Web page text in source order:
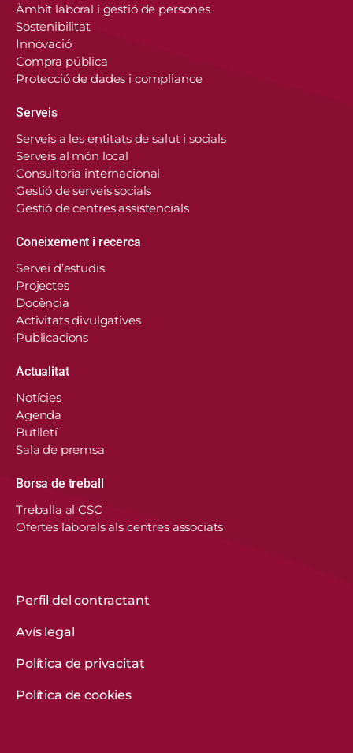
de Catalunya fa servir cookies pròpies i de
tercers per recordar les vostres preferències,
Obtenir més informació
Àmbit laboral i gestió de persones
Sostenibilitat
Innovació
Compra pública
Protecció de dades i compliance
Serveis
Serveis a les entitats de salut i socials
Serveis al món local
Consultoria internacional
Gestió de serveis socials
Gestió de centres assistencials
Coneixement i recerca
Servei d’estudis
Projectes
Docència
Activitats divulgatives
Publicacions
Actualitat
Notícies
Agenda
Butlletí
Sala de premsa
Borsa de treball
Treballa al CSC
Ofertes laborals als centres associats
Perfil del contractant
Avís legal
Política de privacitat
Política de cookies